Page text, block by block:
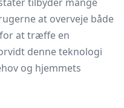
at overveje både
at træffe en
denne teknologi
og hjemmets